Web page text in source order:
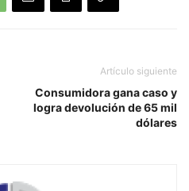
Artículo siguiente
Consumidora gana caso y
logra devolución de 65 mil
dólares